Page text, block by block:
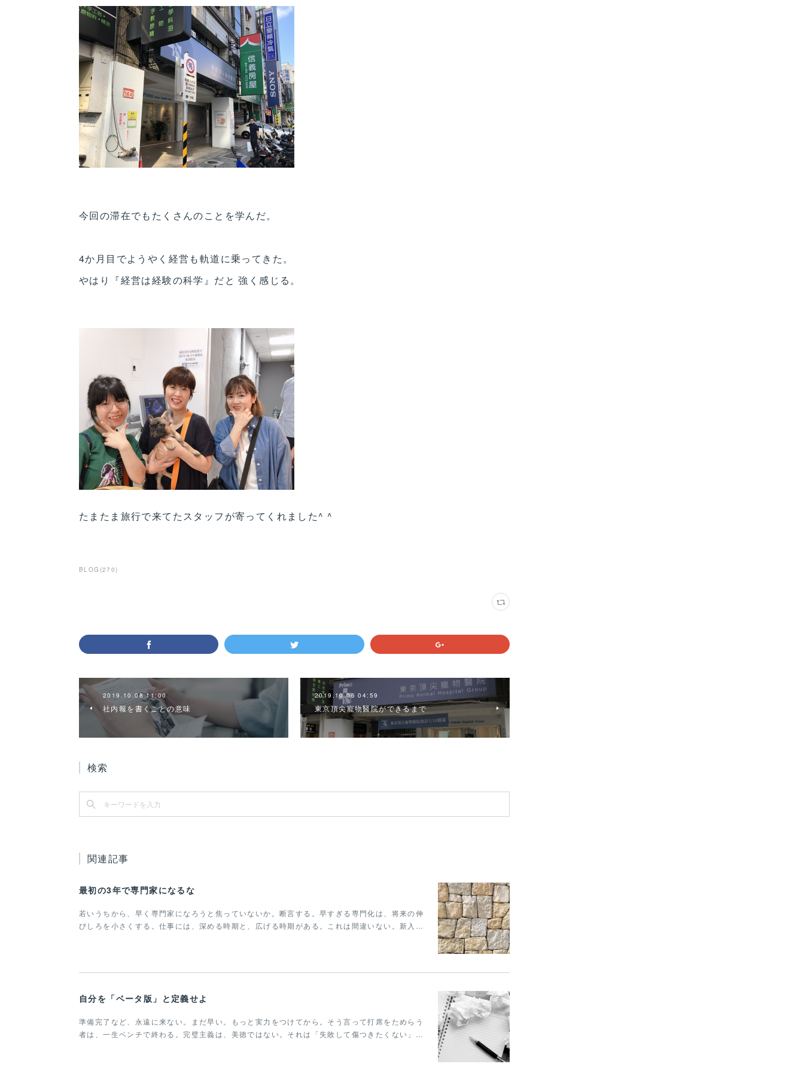
今回の滞在でもたくさんのことを学んだ。
4か月目でようやく経営も軌道に乗ってきた。
やはり『経営は経験の科学』だと 強く感じる。
たまたま旅行で来てたスタッフが寄ってくれました^ ^
BLOG (270)
2019.10.08 11:00
社内報を書くことの意味
2019.10.06 04:59
東京頂尖寵物醫院ができるまで
検索
関連記事
最初の3年で専門家になるな
若いうちから、早く専門家になろうと焦っていないか。断言する。早すぎる専門化は、将来の伸
びしろを小さくする。仕事には、深める時期と、広げる時期がある。これは間違いない。新入…
自分を「ベータ版」と定義せよ
準備完了など、永遠に来ない。まだ早い。もっと実力をつけてから。そう言って打席をためらう
者は、一生ベンチで終わる。完璧主義は、美徳ではない。それは「失敗して傷つきたくない」…